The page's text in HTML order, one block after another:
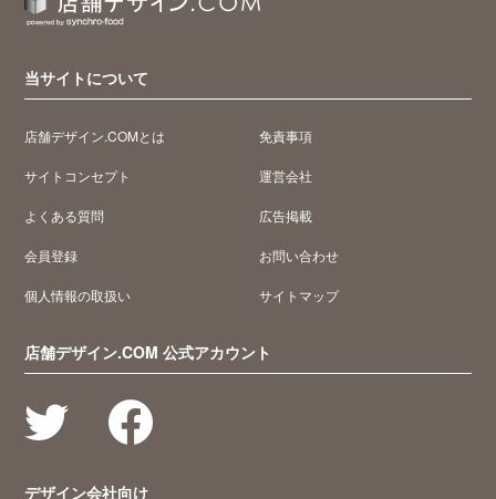
当サイトについて
店舗デザイン.COMとは
サイトコンセプト
よくある質問
会員登録
個人情報の取扱い
免責事項
運営会社
広告掲載
お問い合わせ
サイトマップ
店舗デザイン.COM 公式アカウント
デザイン会社向け